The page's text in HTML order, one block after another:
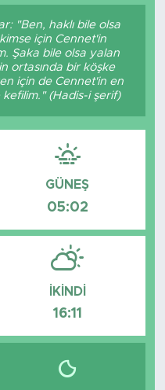
"Ben, haklı bile olsa
için Cennet'in
Şaka bile olsa yalan
ortasında bir köşke
için de Cennet'in en
(Hadis-i şerif)
GÜNEŞ
05:02
İKINDI
16:11